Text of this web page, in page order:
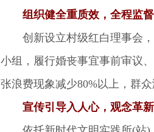
组织健全重质效，全程监
创新设立村级红白理事会，
小组，履行婚丧事宜事前审议
张浪费现象减少80%以上，群
宣传引导入人心，观念革